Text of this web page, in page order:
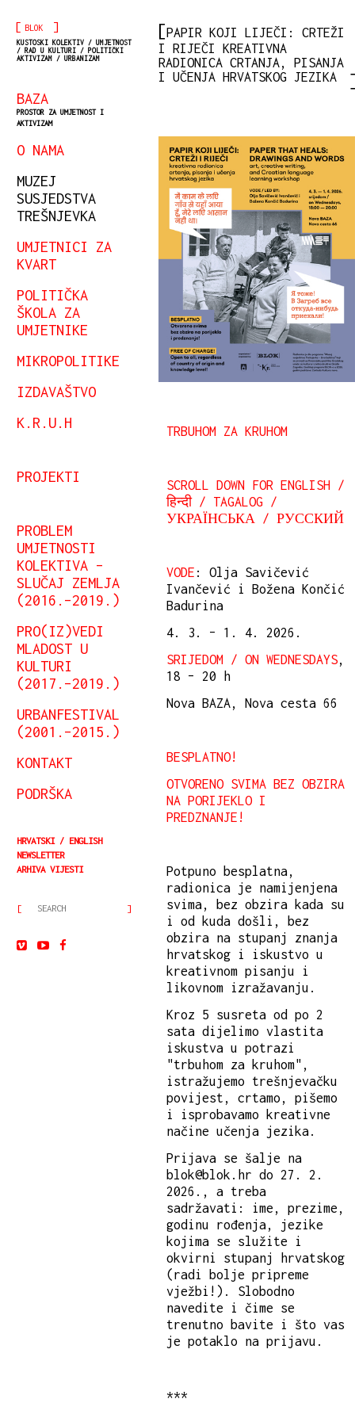
[ BLOK ]
KUSTOSKI KOLEKTIV / UMJETNOST
/ RAD U KULTURI / POLITIČKI
AKTIVIZAM / URBANIZAM
BAZA
PROSTOR ZA UMJETNOST I
AKTIVIZAM
O NAMA
MUZEJ
SUSJEDSTVA
TREŠNJEVKA
UMJETNICI ZA
KVART
POLITIČKA
ŠKOLA ZA
UMJETNIKE
MIKROPOLITIKE
IZDAVAŠTVO
K.R.U.H
PROJEKTI
PROBLEM
UMJETNOSTI
KOLEKTIVA –
SLUČAJ ZEMLJA
(2016.–2019.)
PRO(IZ)VEDI
MLADOST U
KULTURI
(2017.–2019.)
URBANFESTIVAL
(2001.–2015.)
KONTAKT
PODRŠKA
HRVATSKI
ENGLISH
NEWSLETTER
ARHIVA VIJESTI
PAPIR KOJI LIJEČI: CRTEŽI
I RIJEČI KREATIVNA
RADIONICA CRTANJA, PISANJA
I UČENJA HRVATSKOG JEZIKA
TRBUHOM ZA KRUHOM
SCROLL DOWN FOR ENGLISH /
हिन्दी / TAGALOG /
УКРАЇНСЬКА / РУССКИЙ
VODE : Olja Savičević
Ivančević i Božena Končić
Badurina
4. 3. – 1. 4. 2026.
SRIJEDOM / ON WEDNESDAYS,
18 – 20 h
Nova BAZA, Nova cesta 66
BESPLATNO!
OTVORENO SVIMA BEZ OBZIRA
NA PORIJEKLO I
PREDZNANJE!
Potpuno besplatna,
radionica je namijenjena
svima, bez obzira kada su
i od kuda došli, bez
obzira na stupanj znanja
hrvatskog i iskustvo u
kreativnom pisanju i
likovnom izražavanju.
Kroz 5 susreta od po 2
sata dijelimo vlastita
iskustva u potrazi
"trbuhom za kruhom",
istražujemo trešnjevačku
povijest, crtamo, pišemo
i isprobavamo kreativne
načine učenja jezika.
Prijava se šalje na
blok@blok.hr do 27. 2.
2026., a treba
sadržavati: ime, prezime,
godinu rođenja, jezike
kojima se služite i
okvirni stupanj hrvatskog
(radi bolje pripreme
vježbi!). Slobodno
navedite i čime se
trenutno bavite i što vas
je potaklo na prijavu.
***